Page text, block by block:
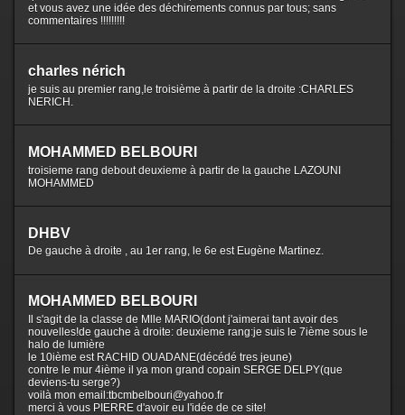
et vous avez une idée des déchirements connus par tous; sans
commentaires !!!!!!!!!
charles nérich
je suis au premier rang,le troisième à partir de la droite :CHARLES
NERICH.
MOHAMMED BELBOURI
troisieme rang debout deuxieme à partir de la gauche LAZOUNI
MOHAMMED
DHBV
De gauche à droite , au 1er rang, le 6e est Eugène Martinez.
MOHAMMED BELBOURI
Il s'agit de la classe de Mlle MARIO(dont j'aimerai tant avoir des
nouvelles!de gauche à droite: deuxieme rang:je suis le 7ième sous le
halo de lumière
le 10ième est RACHID OUADANE(décédé tres jeune)
contre le mur 4ième il ya mon grand copain SERGE DELPY(que
deviens-tu serge?)
voilà mon email:tbcmbelbouri@yahoo.fr
merci à vous PIERRE d'avoir eu l'idée de ce site!